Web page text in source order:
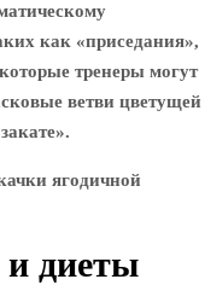
как «приседания»,
тренеры могут
ветви цветущей
и диеты